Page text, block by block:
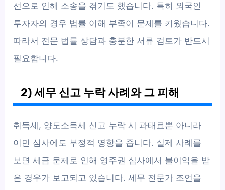
선으로 인해 소송을 겪기도 했습니다. 특히 외국인
투자자의 경우 법률 이해 부족이 문제를 키웠습니다.
따라서 전문 법률 상담과 충분한 서류 검토가 반드시
필요합니다.
2) 세무 신고 누락 사례와 그 피해
취득세, 양도소득세 신고 누락 시 과태료뿐 아니라
이민 심사에도 부정적 영향을 줍니다. 실제 사례를
보면 세금 문제로 인해 영주권 심사에서 불이익을 받
은 경우가 보고되고 있습니다. 세무 전문가 조언을